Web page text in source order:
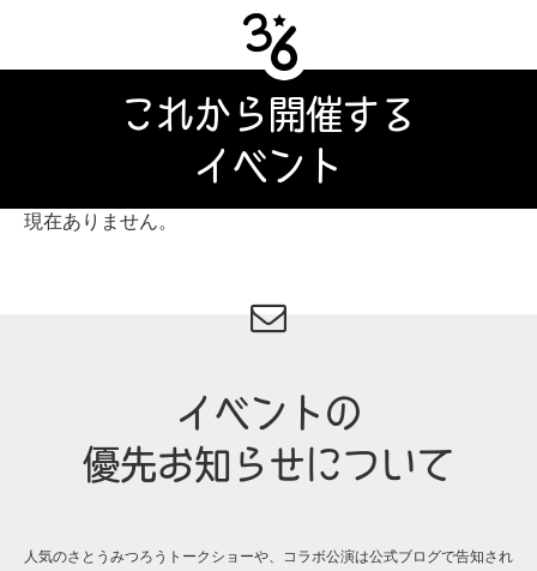
これから開催する
イベント
現在ありません。
イベントの
優先お知らせについて
人気のさとうみつろうトークショーや、コラボ公演は公式ブログで告知され